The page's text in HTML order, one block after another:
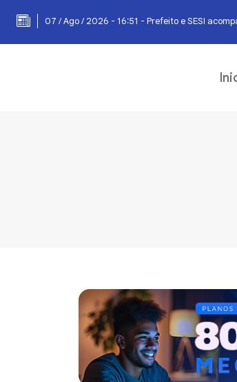
07 / Ago / 2026 - 16:51 - Prefeito e SESI